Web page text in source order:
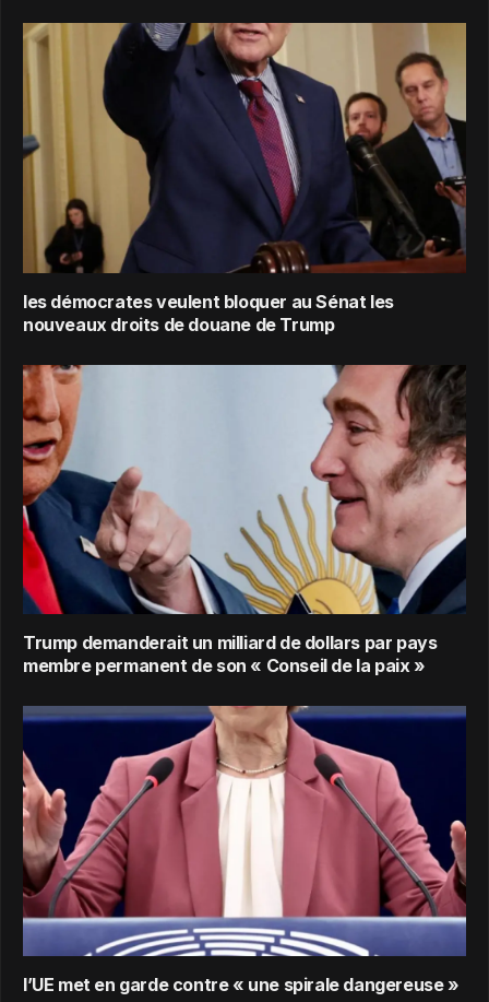
les démocrates veulent bloquer au Sénat les
nouveaux droits de douane de Trump
Trump demanderait un milliard de dollars par pays
membre permanent de son « Conseil de la paix »
l’UE met en garde contre « une spirale dangereuse »